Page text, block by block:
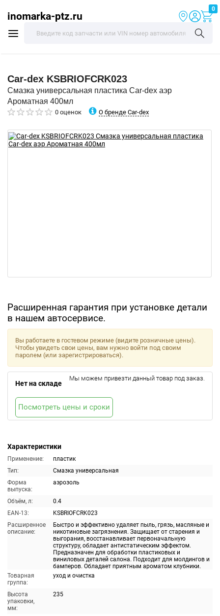
inomarka-ptz.ru
0
Car-dex KSBRIOFCRK023
Смазка универсальная пластика Car-dex аэр
Ароматная 400мл
0 оценок О бренде Car-dex
Расширенная гарантия при установке детали
в нашем автосервисе.
Характеристики
Применение:
пластик
Тип:
Смазка универсальная
Форма
выпуска:
аэрозоль
Объём, л:
0.4
EAN-13:
KSBRIOFCRK023
Расширенное
описание:
Быстро и эффективно удаляет пыль, грязь, масляные и
никотиновые загрязнения. Защищает от старения и
выгорания, восстанавливает первоначальную
структуру, обладает антистатическим эффектом.
Предназначен для обработки пластиковых и
виниловых деталей салона. Подходит для молдингов и
бамперов. Обладает приятным ароматом клубники.
Товарная
группа:
уход и очистка
Высота
упаковки,
мм:
235
Вы работаете в гостевом режиме (видите розничные цены).
Чтобы увидеть свои цены, вам нужно войти под своим
паролем (или зарегистрироваться).
Нет на складе
Мы можем привезти данный товар под заказ.
Посмотреть цены и сроки